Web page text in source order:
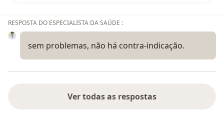
RESPOSTA DO ESPECIALISTA DA SAÚDE :
sem problemas, não há contra-indicação.
Ver todas as respostas